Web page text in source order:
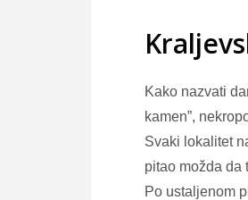
Kako nazvati
kamen”,
Svaki lokalitet
pitao možda da
Po ustaljenom